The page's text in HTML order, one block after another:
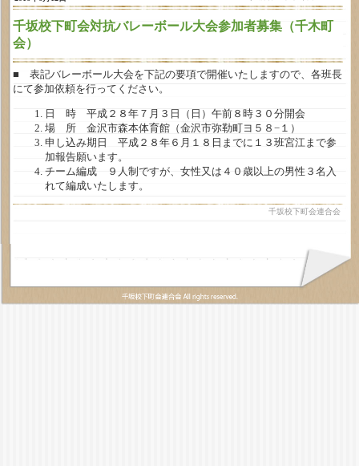
千坂校下町会対抗バレーボール大会参加者募集（千木町
会）
■ 表記バレーボール大会を下記の要項で開催いたしますので、各班長
にて参加依頼を行ってください。
日 時 平成２８年７月３日（日）午前８時３０分開会
場 所 金沢市森本体育館（金沢市弥勒町ヨ５８−１）
申し込み期日 平成２８年６月１８日までに１３班宮江まで参
加報告願います。
チーム編成 ９人制ですが、女性又は４０歳以上の男性３名入
れて編成いたします。
千坂校下町会連合会